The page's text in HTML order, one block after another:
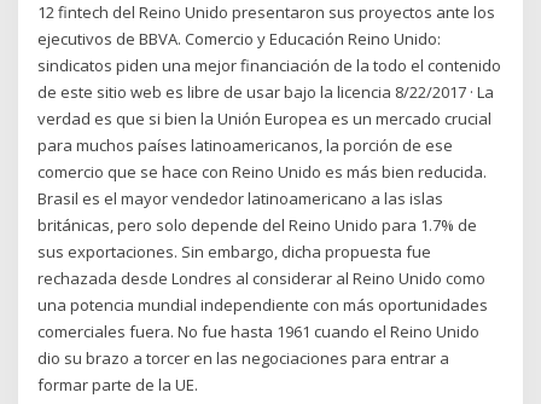
12 fintech del Reino Unido presentaron sus proyectos ante los
ejecutivos de BBVA. Comercio y Educación Reino Unido:
sindicatos piden una mejor financiación de la todo el contenido
de este sitio web es libre de usar bajo la licencia 8/22/2017 · La
verdad es que si bien la Unión Europea es un mercado crucial
para muchos países latinoamericanos, la porción de ese
comercio que se hace con Reino Unido es más bien reducida.
Brasil es el mayor vendedor latinoamericano a las islas
británicas, pero solo depende del Reino Unido para 1.7% de
sus exportaciones. Sin embargo, dicha propuesta fue
rechazada desde Londres al considerar al Reino Unido como
una potencia mundial independiente con más oportunidades
comerciales fuera. No fue hasta 1961 cuando el Reino Unido
dio su brazo a torcer en las negociaciones para entrar a
formar parte de la UE.